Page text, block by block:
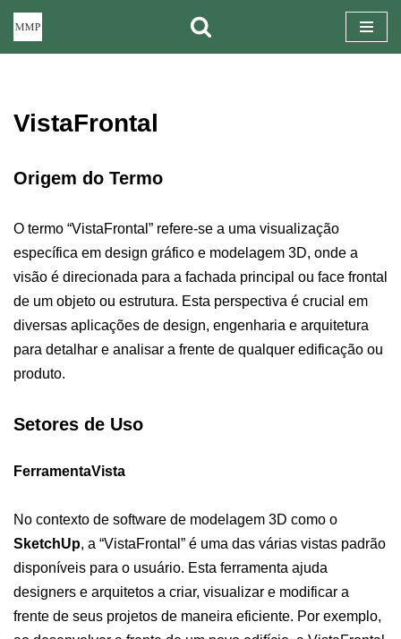
conteúdo
VistaFrontal
Origem do Termo
O termo “VistaFrontal” refere-se a uma visualização
específica em design gráfico e modelagem 3D, onde a
visão é direcionada para a fachada principal ou face frontal
de um objeto ou estrutura. Esta perspectiva é crucial em
diversas aplicações de design, engenharia e arquitetura
para detalhar e analisar a frente de qualquer edificação ou
produto.
Setores de Uso
FerramentaVista
No contexto de software de modelagem 3D como o
SketchUp, a “VistaFrontal” é uma das várias vistas padrão
disponíveis para o usuário. Esta ferramenta ajuda
designers e arquitetos a criar, visualizar e modificar a
frente de seus projetos de maneira eficiente. Por exemplo,